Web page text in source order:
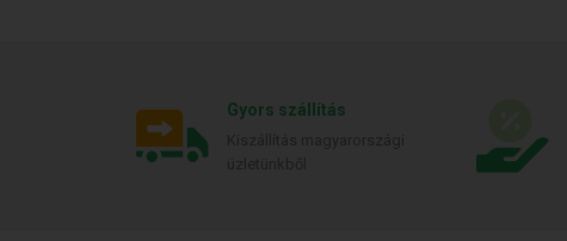
Gyors szállítás